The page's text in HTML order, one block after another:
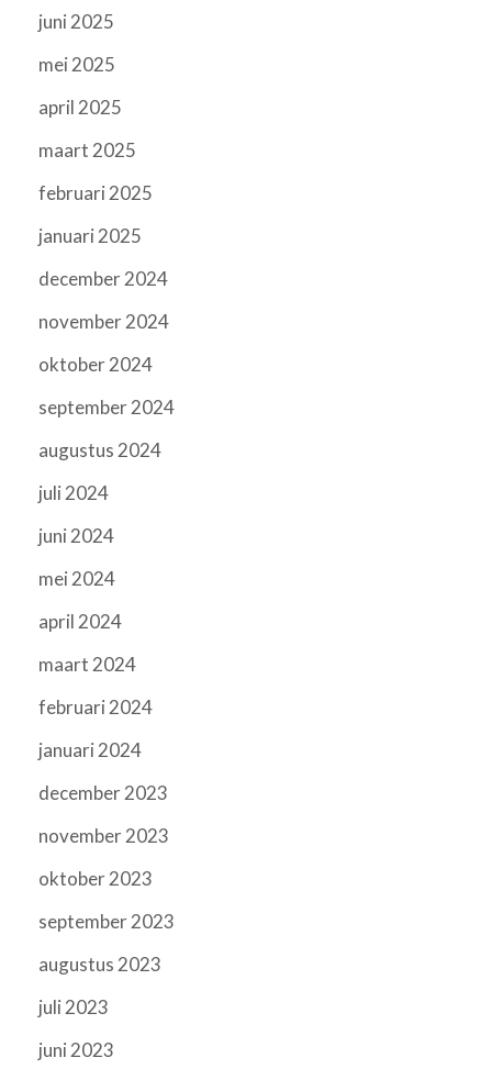
juni 2025
mei 2025
april 2025
maart 2025
februari 2025
januari 2025
december 2024
november 2024
oktober 2024
september 2024
augustus 2024
juli 2024
juni 2024
mei 2024
april 2024
maart 2024
februari 2024
januari 2024
december 2023
november 2023
oktober 2023
september 2023
augustus 2023
juli 2023
juni 2023